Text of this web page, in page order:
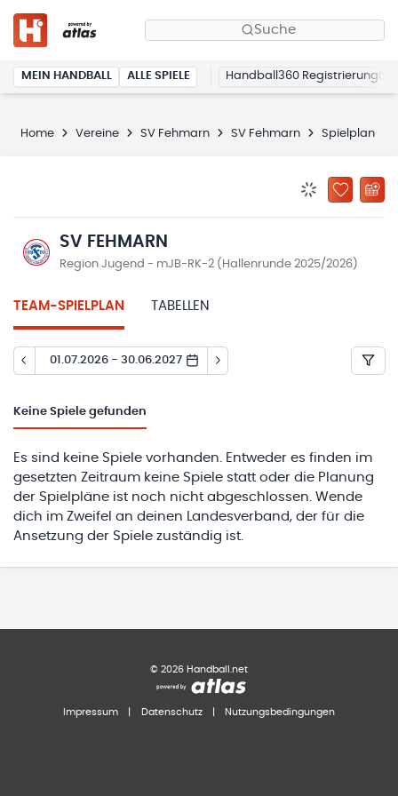
Suche
MEIN HANDBALL ALLE SPIELE Handball360 Registrierung
Home Vereine SV Fehmarn SV Fehmarn Spielplan
ZU
SV FEHMARN
Region Jugend - mJB-RK-2 (Hallenrunde 2025/2026)
TEAM-SPIELPLAN TABELLEN
01.07.2026 - 30.06.2027
Keine Spiele gefunden
Es sind keine Spiele vorhanden. Entweder es finden im
gesetzten Zeitraum keine Spiele statt oder die Planung
der Spielpläne ist noch nicht abgeschlossen. Wende
dich im Zweifel an deinen Landesverband, der für die
Ansetzung der Spiele zuständig ist.
© 2026 Handball.net
Impressum Datenschutz Nutzungsbedingungen